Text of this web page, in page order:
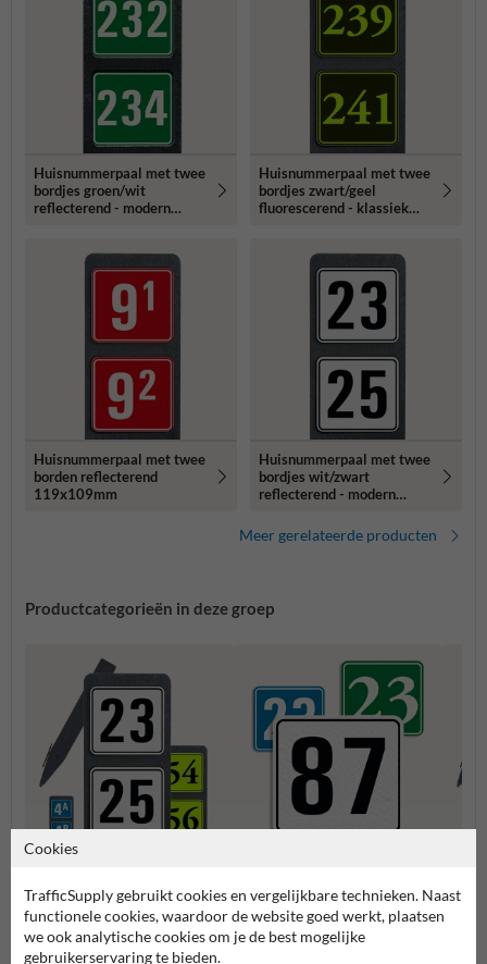
Huisnummerpaal met twee
bordjes groen/wit
reflecterend - modern
Huisnummerpaal met twee
bordjes zwart/geel
fluorescerend - klassiek
Huisnummerpaal met twee
borden reflecterend
119x109mm
Huisnummerpaal met twee
bordjes wit/zwart
reflecterend - modern
Meer gerelateerde producten
Productcategorieën in deze groep
nummers
Huisnummerborden & palen
Cookies
TrafficSupply gebruikt cookies en vergelijkbare technieken. Naast
functionele cookies, waardoor de website goed werkt, plaatsen
we ook analytische cookies om je de best mogelijke
gebruikerservaring te bieden.